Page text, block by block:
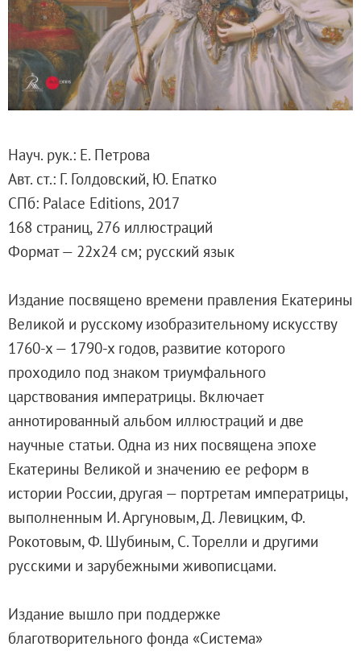
Русское искусство второй половины
Русское народное искусство XVII-XXI
Будущие выставки
Выездные выставки
Садко
Архив выставок
Степан Эрьзя – скульптор мира. К
Эпоха Императора Александра III и её
Архип Куинджи. Иллюзия света
Русская традиция
Фёдор Васильев. К 175-летию со дня
Посетителям
Справочная информация
Адреса и часы работы
О билетах, льготах и услугах
Правила покупки и возврата билетов
Правила посещения музея
Высказать мнение / Сообщить о проблеме
Экскурсии
Лекции и абонементы
Лекторий
Лекции
Доступный музей
Программы и мероприятия
Науч. рук.: Е. Петрова
Авт. ст.: Г. Голдовский, Ю. Епатко
СПб: Palace Editions, 2017
168 страниц, 276 иллюстраций
Формат — 22х24 см; русский язык
Издание посвящено времени правления Екатерины
Великой и русскому изобразительному искусству
1760-х — 1790-х годов, развитие которого
проходило под знаком триумфального
царствования императрицы. Включает
аннотированный альбом иллюстраций и две
научные статьи. Одна из них посвящена эпохе
Екатерины Великой и значению ее реформ в
истории России, другая — портретам императрицы,
выполненным И. Аргуновым, Д. Левицким, Ф.
Рокотовым, Ф. Шубиным, С. Торелли и другими
русскими и зарубежными живописцами.
Издание вышло при поддержке
благотворительного фонда «Система»